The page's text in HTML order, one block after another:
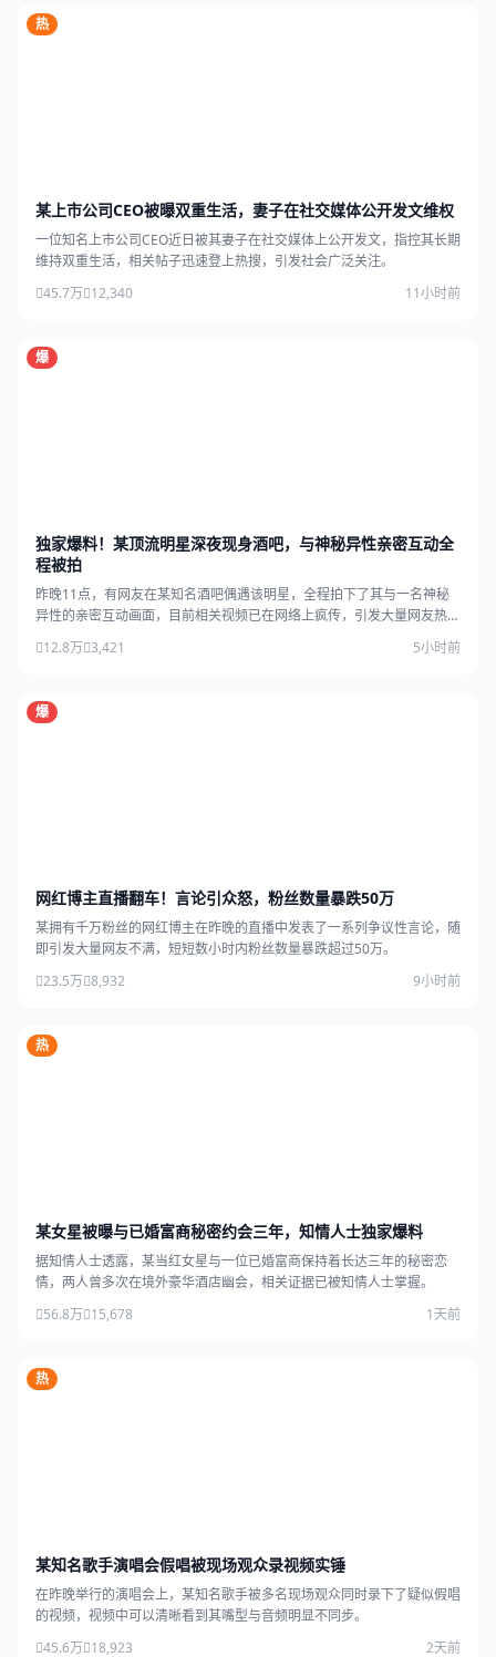
热
某上市公司CEO被曝双重生活，妻子在社交媒体公开发文维权
一位知名上市公司CEO近日被其妻子在社交媒体上公开发文，指控其长期
维持双重生活，相关帖子迅速登上热搜，引发社会广泛关注。
45.7万 12,340 11小时前
爆
独家爆料！某顶流明星深夜现身酒吧，与神秘异性亲密互动全
程被拍
昨晚11点，有网友在某知名酒吧偶遇该明星，全程拍下了其与一名神秘
异性的亲密互动画面，目前相关视频已在网络上疯传，引发大量网友热
12.8万 3,421 5小时前
爆
网红博主直播翻车！言论引众怒，粉丝数量暴跌50万
某拥有千万粉丝的网红博主在昨晚的直播中发表了一系列争议性言论，随
即引发大量网友不满，短短数小时内粉丝数量暴跌超过50万。
23.5万 8,932 9小时前
热
某女星被曝与已婚富商秘密约会三年，知情人士独家爆料
据知情人士透露，某当红女星与一位已婚富商保持着长达三年的秘密恋
情，两人曾多次在境外豪华酒店幽会，相关证据已被知情人士掌握。
56.8万 15,678 1天前
热
某知名歌手演唱会假唱被现场观众录视频实锤
在昨晚举行的演唱会上，某知名歌手被多名现场观众同时录下了疑似假唱
的视频，视频中可以清晰看到其嘴型与音频明显不同步。
45.6万 18,923 2天前